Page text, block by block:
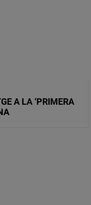
A LA ‘PRIMERA